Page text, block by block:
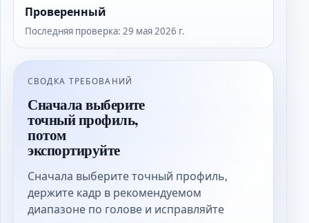
Проверенный
Последняя проверка:29 мая 2026 г.
СВОДКА ТРЕБОВАНИЙ
Сначала выберите
точный профиль,
потом
экспортируйте
Сначала выберите точный профиль,
держите кадр в рекомендуемом
диапазоне по голове и исправляйте